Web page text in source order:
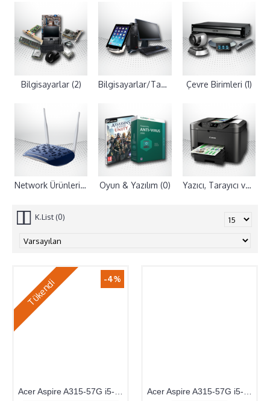
Bilgisayarlar (2) Bilgisayarlar/Tabletler (3) Çevre Birimleri (1)
Network Ürünleri (0) Oyun & Yazılım (0) Yazıcı, Tarayıcı ve Aksesuarları (0)
K.List (0)
-4%
Tükendi